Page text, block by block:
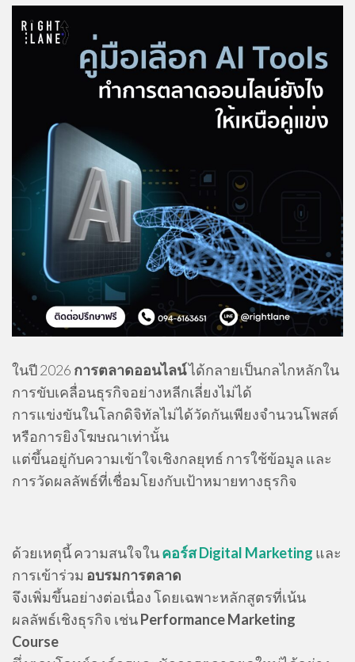
ในปี 2026 การตลาดออนไลน์ได้กลายเป็นกลไกหลักใน
การขับเคลื่อนธุรกิจอย่างหลีกเลี่ยงไม่ได้
การแข่งขันในโลกดิจิทัลไม่ได้วัดกันเพียงจำนวนโพสต์
หรือการยิงโฆษณาเท่านั้น
แต่ขึ้นอยู่กับความเข้าใจเชิงกลยุทธ์ การใช้ข้อมูล และ
การวัดผลลัพธ์ที่เชื่อมโยงกับเป้าหมายทางธุรกิจ
ด้วยเหตุนี้ ความสนใจในคอร์ส Digital Marketing และ
การเข้าร่วม อบรมการตลาด
จึงเพิ่มขึ้นอย่างต่อเนื่อง โดยเฉพาะหลักสูตรที่เน้น
ผลลัพธ์เชิงธุรกิจ เช่นPerformance Marketing
Course